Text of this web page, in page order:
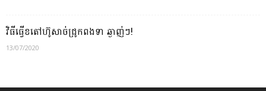
វិធីធ្វើខតៅហ៊ូសាច់ជ្រូកពងទា ឆ្ងាញ់ៗ!
13/07/2020